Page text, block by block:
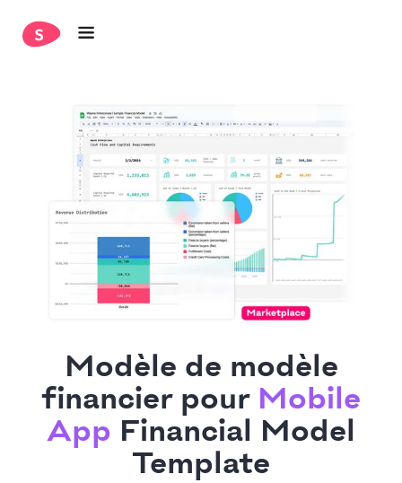
Modèle de modèle
financier pour Mobile
App Financial Model
Template